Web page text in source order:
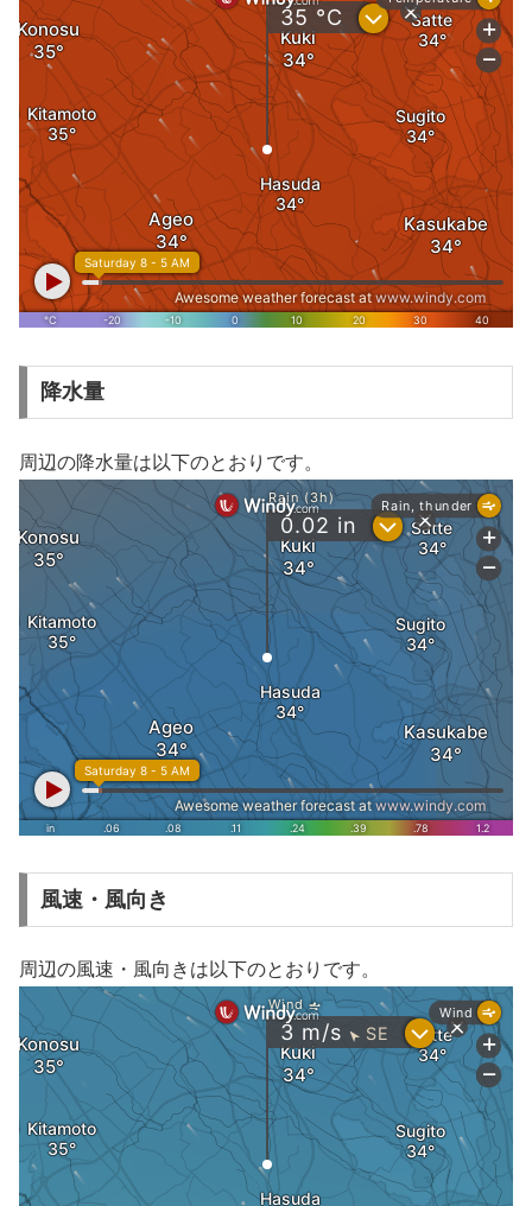
降水量
周辺の降水量は以下のとおりです。
風速・風向き
周辺の風速・風向きは以下のとおりです。